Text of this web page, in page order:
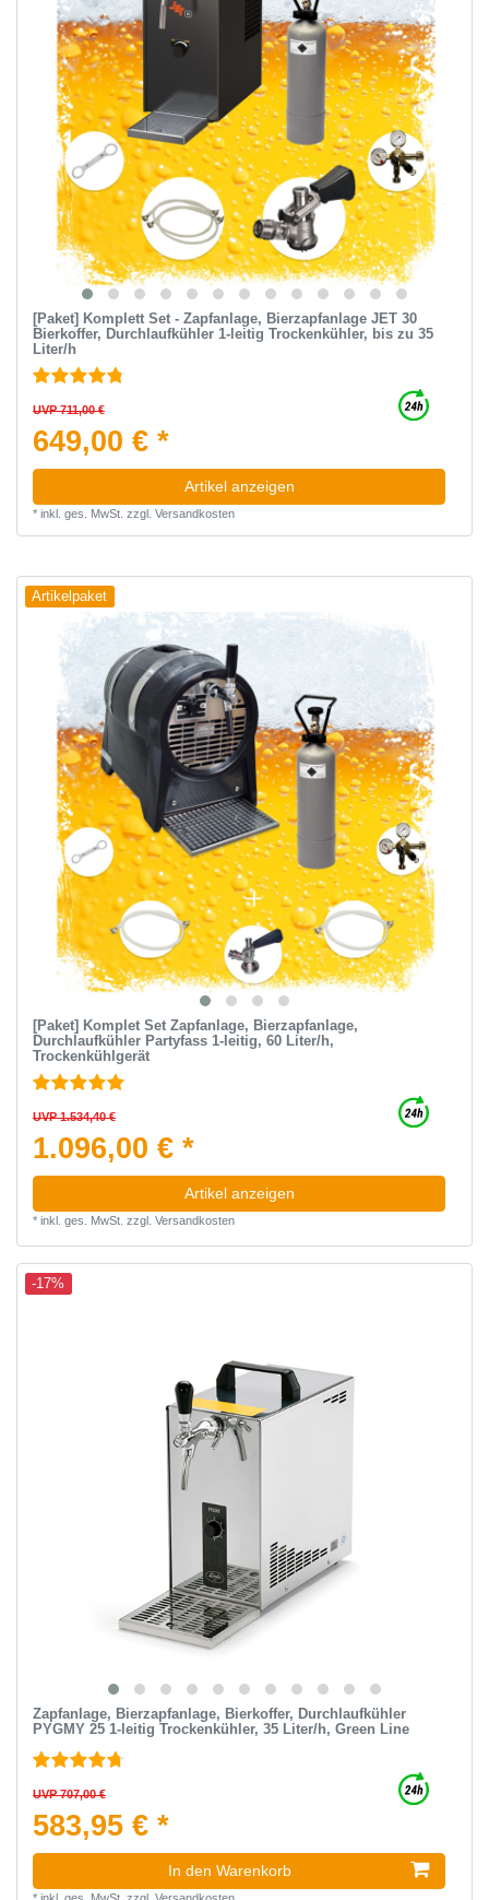
[Paket] Komplett Set - Zapfanlage, Bierzapfanlage JET 30
Bierkoffer, Durchlaufkühler 1-leitig Trockenkühler, bis zu 35
Liter/h
UVP 711,00 €
649,00 € *
Artikel anzeigen
* inkl. ges. MwSt. zzgl. Versandkosten
Artikelpaket
[Paket] Komplet Set Zapfanlage, Bierzapfanlage,
Durchlaufkühler Partyfass 1-leitig, 60 Liter/h,
Trockenkühlgerät
UVP 1.534,40 €
1.096,00 € *
Artikel anzeigen
* inkl. ges. MwSt. zzgl. Versandkosten
-17%
Zapfanlage, Bierzapfanlage, Bierkoffer, Durchlaufkühler
PYGMY 25 1-leitig Trockenkühler, 35 Liter/h, Green Line
UVP 707,00 €
583,95 € *
In den Warenkorb